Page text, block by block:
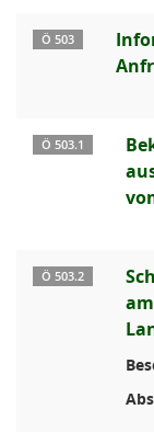
Ö 503
Ö 503.1
Ö 503.2